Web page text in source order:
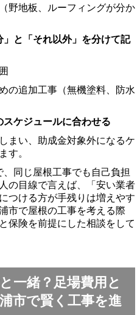
野地板、ルーフィングが分か
」と「それ以外」を分けて記
の追加工事（無機塗料、防水
ケジュールに合わせる
まい、助成金対象外になるケ
す。
同じ屋根工事でも自己負担
の目線で言えば、「安い業者
つける方が手残りは増えやす
市で屋根の工事を考える際
保険を前提にした相談をして
一緒？足場費用と
市で賢く工事を進